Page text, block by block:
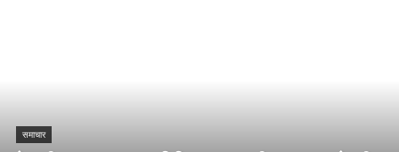
समाचार